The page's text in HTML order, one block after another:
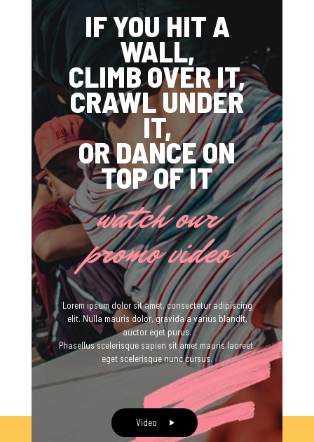
IF YOU HIT A
WALL,
CLIMB OVER IT,
CRAWL UNDER
IT,
OR DANCE ON
TOP OF IT
watch our
promo video
Lorem ipsum dolor sit amet, consectetur adipiscing
elit. Nulla mauris dolor, gravida a varius blandit,
auctor eget purus.
Phasellus scelerisque sapien sit amet mauris laoreet,
eget scelerisque nunc cursus.
Video